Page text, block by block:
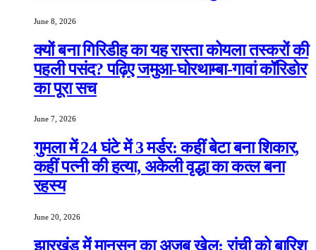
June 8, 2026
क्यों बना गिरिडीह का यह रास्ता कोयला तस्करों की
पहली पसंद? पढ़िए जमुआ-घोरथाम्बा-गावां कॉरिडोर
का पूरा सच
June 7, 2026
गुमला में 24 घंटे में 3 मर्डर: कहीं बेटा बना शिकार,
कहीं पत्नी की हत्या, अकेली वृद्धा का कत्ल बना
रहस्य
June 20, 2026
झारखंड में मानसून का अजब खेल: रांची को बारिश